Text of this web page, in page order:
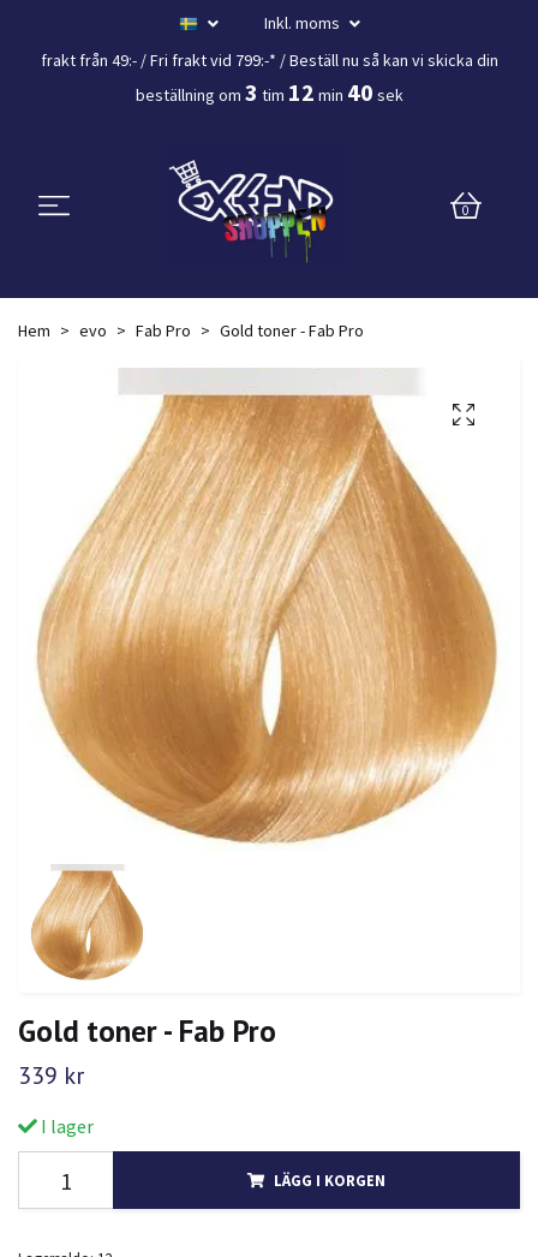
Inkl. moms
frakt från 49:- /Fri frakt vid 799:-* / Beställ nu så kan vi skicka din
beställning om 3 tim 12 min 39 sek
0
Hem evo Fab Pro Gold toner - Fab Pro
Gold toner - Fab Pro
339 kr
I lager
LÄGG I KORGEN